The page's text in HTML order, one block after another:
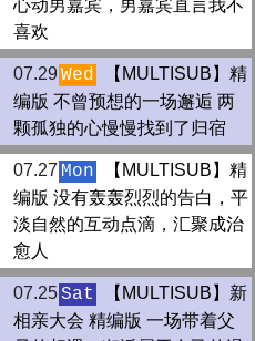
心动男嘉宾，男嘉宾直言我不
喜欢
07.29Wed
【MULTISUB】精
编版 不曾预想的一场邂逅 两
颗孤独的心慢慢找到了归宿
07.27 Mon
【MULTISUB】精
编版 没有轰轰烈烈的告白，平
淡自然的互动点滴，汇聚成治
愈人
07.25Sat
【MULTISUB】新
相亲大会 精编版 一场带着父